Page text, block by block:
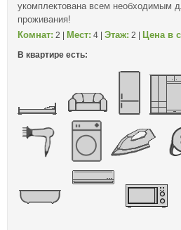
укомплектована всем необходимым
проживания!
Комнат: 2 | Мест: 4 | Этаж: 2 | Цена в
В квартире есть: